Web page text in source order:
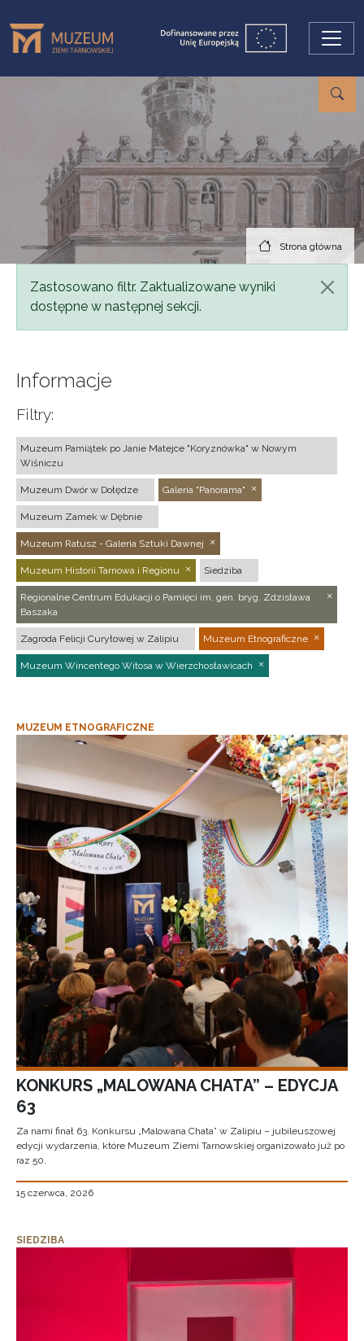
Strona główna
Komunikat
Zastosowano filtr. Zaktualizowane wyniki
dostępne w następnej sekcji.
Informacje
Filtry:
Muzeum Pamiątek po Janie Matejce "Koryznówka" w Nowym
Wiśniczu
Muzeum Dwór w Dołędze Galeria "Panorama"
Muzeum Zamek w Dębnie
Muzeum Ratusz - Galeria Sztuki Dawnej
Muzeum Historii Tarnowa i Regionu Siedziba
Regionalne Centrum Edukacji o Pamięci im. gen. bryg. Zdzisława
Baszaka
Zagroda Felicji Curyłowej w Zalipiu Muzeum Etnograficzne
Muzeum Wincentego Witosa w Wierzchosławicach
MUZEUM ETNOGRAFICZNE
KONKURS „MALOWANA CHATA” – EDYCJA
63
Za nami finał 63. Konkursu „Malowana Chata” w Zalipiu – jubileuszowej
edycji wydarzenia, które Muzeum Ziemi Tarnowskiej organizowało już po
raz 50.
15 czerwca, 2026
SIEDZIBA